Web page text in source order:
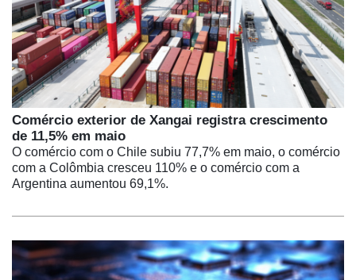
Comércio exterior de Xangai registra crescimento
de 11,5% em maio
O comércio com o Chile subiu 77,7% em maio, o comércio
com a Colômbia cresceu 110% e o comércio com a
Argentina aumentou 69,1%.